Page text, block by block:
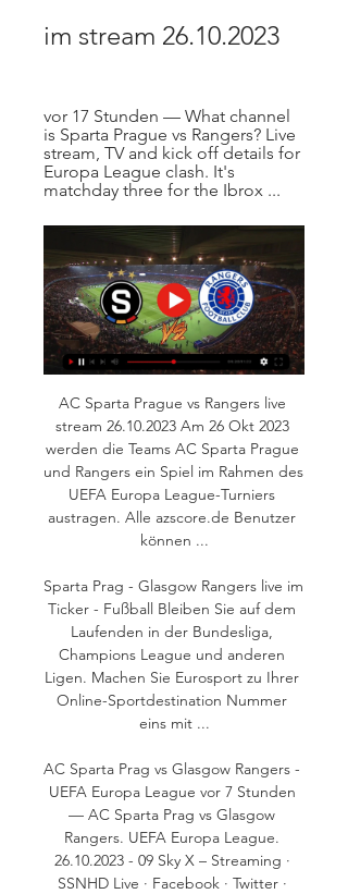
im stream 26.10.2023
vor 17 Stunden — What channel
is Sparta Prague vs Rangers? Live
stream, TV and kick off details for
Europa League clash. It's
matchday three for the Ibrox ...
AC Sparta Prague vs Rangers live
stream 26.10.2023 Am 26 Okt 2023
werden die Teams AC Sparta Prague
und Rangers ein Spiel im Rahmen des
UEFA Europa League-Turniers
austragen. Alle azscore.de Benutzer
können ...
Sparta Prag - Glasgow Rangers live im
Ticker - Fußball Bleiben Sie auf dem
Laufenden in der Bundesliga,
Champions League und anderen
Ligen. Machen Sie Eurosport zu Ihrer
Online-Sportdestination Nummer
eins mit ...
AC Sparta Prag vs Glasgow Rangers -
UEFA Europa League vor 7 Stunden
— AC Sparta Prag vs Glasgow
Rangers. UEFA Europa League.
26.10.2023 - 09 Sky X – Streaming ·
SSNHD Live · Facebook · Twitter ·